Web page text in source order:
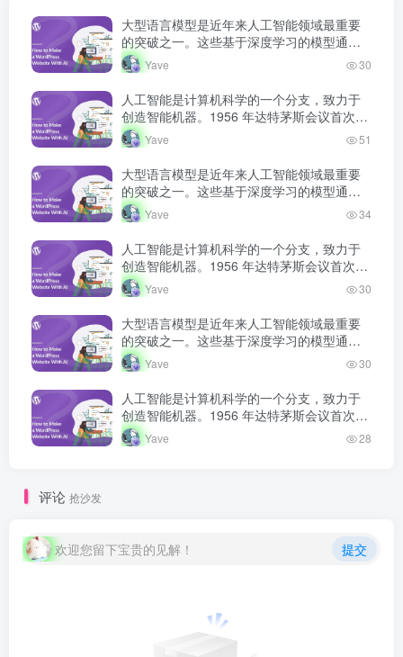
大型语言模型是近年来人工智能领域最重要
的突破之一。这些基于深度学习的模型通过
海量文本数据的预训练，获得了强大的语言
理解和生成能力，正在深刻改变人机交互的
方式。
Yave 30
人工智能是计算机科学的一个分支，致力于
创造智能机器。1956 年达特茅斯会议首次提
出人工智能概念，此后经历多次发展高潮和
低谷，如今深度学习技术将 AI 推…
Yave 51
大型语言模型是近年来人工智能领域最重要
的突破之一。这些基于深度学习的模型通过
海量文本数据的预训练，获得了强大的语言
理解和生成能力，正在深刻改变人机交互的
方式。
Yave 34
人工智能是计算机科学的一个分支，致力于
创造智能机器。1956 年达特茅斯会议首次提
出人工智能概念，此后经历多次发展高潮和
低谷，如今深度学习技术将 AI 推…
Yave 30
大型语言模型是近年来人工智能领域最重要
的突破之一。这些基于深度学习的模型通过
海量文本数据的预训练，获得了强大的语言
理解和生成能力，正在深刻改变人机交互的
方式。
Yave 30
人工智能是计算机科学的一个分支，致力于
创造智能机器。1956 年达特茅斯会议首次提
出人工智能概念，此后经历多次发展高潮和
低谷，如今深度学习技术将 AI 推…
Yave 28
评论 抢沙发
欢迎您留下宝贵的见解！ 提交